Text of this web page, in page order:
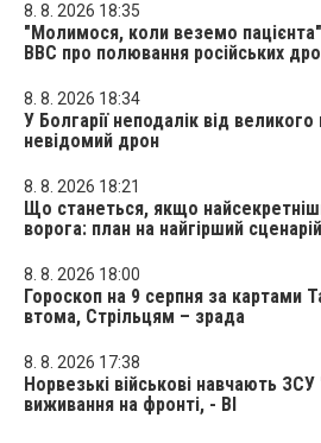
8. 8. 2026 18:35
"Молимося, коли веземо
BBC про полювання російських
8. 8. 2026 18:34
У Болгарії неподалік від
невідомий дрон
8. 8. 2026 18:21
Що станеться, якщо
ворога: план на найгірший сценарій
8. 8. 2026 18:00
Гороскоп на 9 серпня за картами
втома, Стрільцям – зрада
8. 8. 2026 17:38
Норвезькі військові навчають ЗСУ
виживання на фронті, - BI